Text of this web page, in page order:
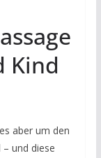
Kind
aber um den
und diese